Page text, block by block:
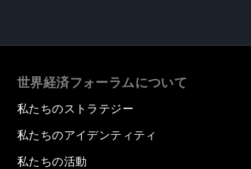
世界経済フォーラムについて
私たちのストラテジー
私たちのアイデンティティ
私たちの活動